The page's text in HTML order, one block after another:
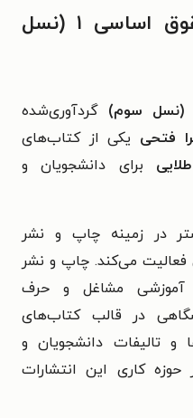
درباره کتاب طلایی حقوق اساسی ۱ (نسل
گردآوری‌شده
فتحی یکی از کتاب‌های
برای دانشجویان و
در زمینه چاپ و نشر
می‌کند. چاپ و نشر
آموزشی مشاغل و حرف
در قالب کتاب‌های
و تالیفات دانشجویان و
کاری این انتشارات